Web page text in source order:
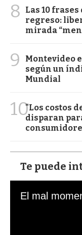
8
Las 10 frases
regreso:
mirada
9
Montevideo
según un
Mundial
10"Los costos
disparan
Te puede